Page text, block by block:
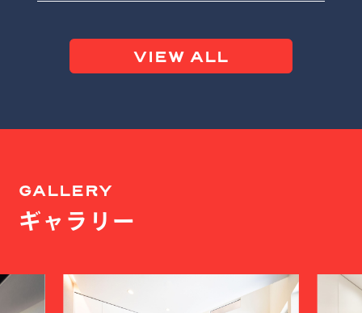
VIEW ALL
GALLERY
ギャラリー